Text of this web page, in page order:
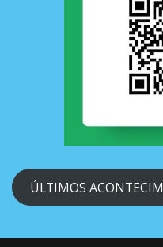
ÚLTIMOS